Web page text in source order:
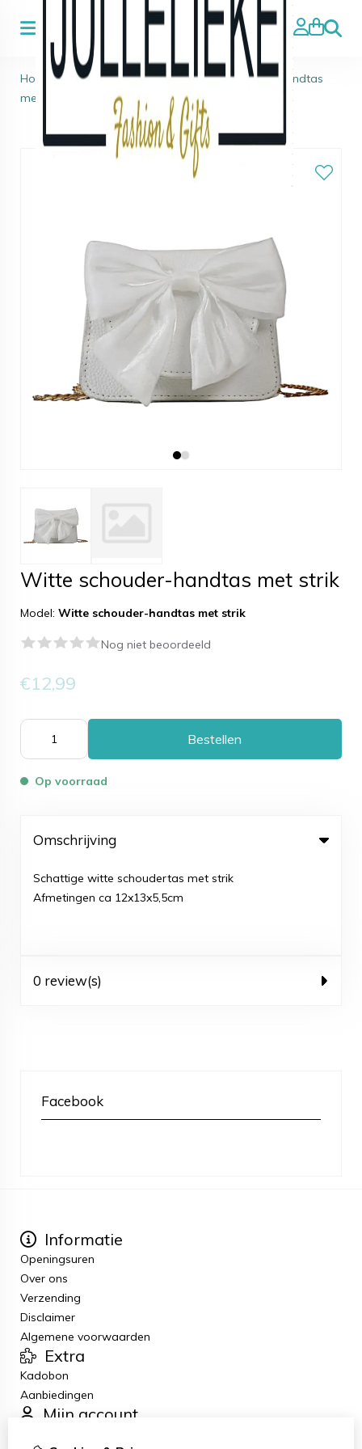
Zoeken
Home > Tassen & Rugzakken> Witte schouder-handtas
met strik
Witte schouder-handtas met strik
Model: Witte schouder-handtas met strik
Nog niet beoordeeld
€12,99
Bestellen
Op voorraad
Omschrijving
Schattige witte schoudertas met strik
Afmetingen ca 12x13x5,5cm
0 review(s)
Facebook
Informatie
Openingsuren
Over ons
Verzending
Disclaimer
Algemene voorwaarden
Extra
Kadobon
Aanbiedingen
Mijn account